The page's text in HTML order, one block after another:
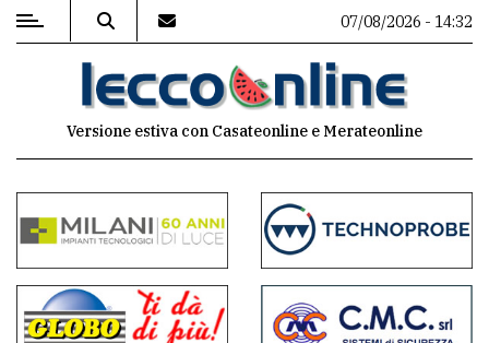
MENU
commenti
Contenuti
del
sito
07/08/2026 - 14:32
Versione estiva con Casateonline e Merateonline